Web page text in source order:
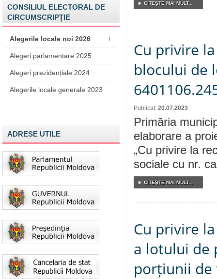
CONSILIUL ELECTORAL DE
CIRCUMSCRIPȚIE
Alegerile locale noi 2026 +
Alegeri parlamentare 2025
Alegeri prezidențiale 2024
Alegerile locale generale 2023
ADRESE UTILE
CITEŞTE MAI MULT...
Cu privire
blocului de
Publicat: 20.07.2023
Primăria
elaborare a
„Cu privire la
sociale cu nr.
CITEŞTE MAI MULT...
Cu privire
a lotului de
porțiunii de